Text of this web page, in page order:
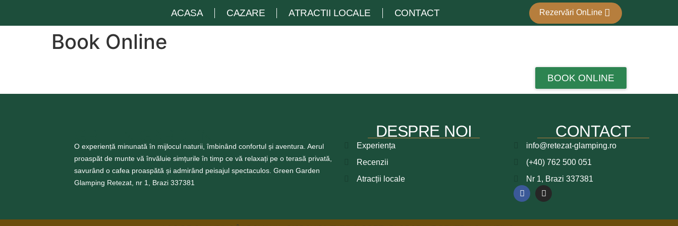
ACASA CAZARE ATRACTII LOCALE CONTACT Rezervări OnLine
Book Online
BOOK ONLINE
O experiență minunată în mijlocul naturii, îmbinând confortul și aventura. Aerul
proaspăt de munte vă învăluie simțurile în timp ce vă relaxați pe o terasă privată,
savurând o cafea proaspătă și admirând peisajul spectaculos. Green Garden
Glamping Retezat, nr 1, Brazi 337381
DESPRE NOI
Experiența
Recenzii
Atracții locale
CONTACT
info@retezat-glamping.ro
(+40) 762 500 051
Nr 1, Brazi 337381